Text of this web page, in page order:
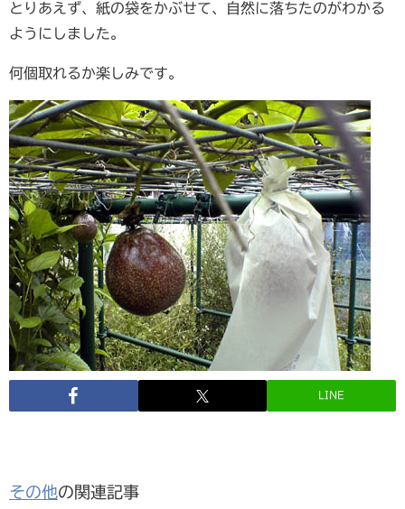
とりあえず、紙の袋をかぶせて、自然に落ちたのがわかる
ようにしました。
何個取れるか楽しみです。
LINE
その他の関連記事